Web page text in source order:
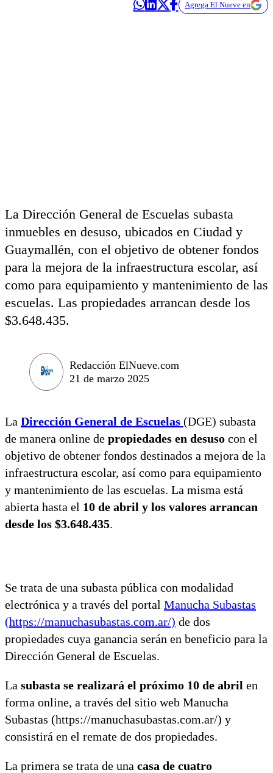
Agrega El Nueve en
La Dirección General de Escuelas subasta
inmuebles en desuso, ubicados en Ciudad y
Guaymallén, con el objetivo de obtener fondos
para la mejora de la infraestructura escolar, así
como para equipamiento y mantenimiento de las
escuelas. Las propiedades arrancan desde los
$3.648.435.
Redacción ElNueve.com
21 de marzo 2025
La Dirección General de Escuelas (DGE) subasta
de manera online de propiedades en desuso con el
objetivo de obtener fondos destinados a mejora de la
infraestructura escolar, así como para equipamiento
y mantenimiento de las escuelas. La misma está
abierta hasta el 10 de abril y los valores arrancan
desde los $3.648.435.
Se trata de una subasta pública con modalidad
electrónica y a través del portal Manucha Subastas
(https://manuchasubastas.com.ar/) de dos
propiedades cuya ganancia serán en beneficio para la
Dirección General de Escuelas.
La subasta se realizará el próximo 10 de abril en
forma online, a través del sitio web Manucha
Subastas (https://manuchasubastas.com.ar/) y
consistirá en el remate de dos propiedades.
La primera se trata de una casa de cuatro